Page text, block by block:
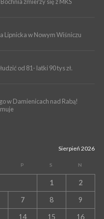
zmierzy się z MKS
Lipnicka w Nowym Wiśniczu
od 81- latki 90 tys zł.
w Damienicach nad Rabą!
Sierpień 2026
P S N
1 2
7 8 9
14 15 16